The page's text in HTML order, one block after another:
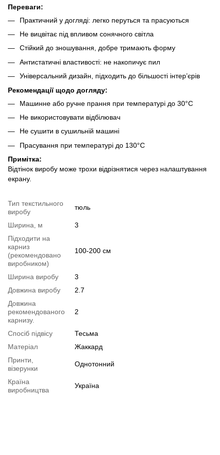
Переваги:
Практичний у догляді: легко перуться та прасуються
Не вицвітає під впливом сонячного світла
Стійкий до зношування, добре тримають форму
Антистатичні властивості: не накопичує пил
Універсальний дизайн, підходить до більшості інтер’єрів
Рекомендації щодо догляду:
Машинне або ручне прання при температурі до 30°C
Не використовувати відбілювач
Не сушити в сушильній машині
Прасування при температурі до 130°C
Примітка:
Відтінок виробу може трохи відрізнятися через налаштування
екрану.
Тип текстильного
виробу
тюль
Ширина, м
3
Підходити на
карниз
(рекомендовано
виробником)
100-200 см
Ширина виробу
3
Довжина виробу
2.7
Довжина
рекомендованого
карнизу.
2
Спосіб підвісу
Тесьма
Матеріал
Жаккард
Принти,
візерунки
Однотонний
Країна
виробництва
Україна